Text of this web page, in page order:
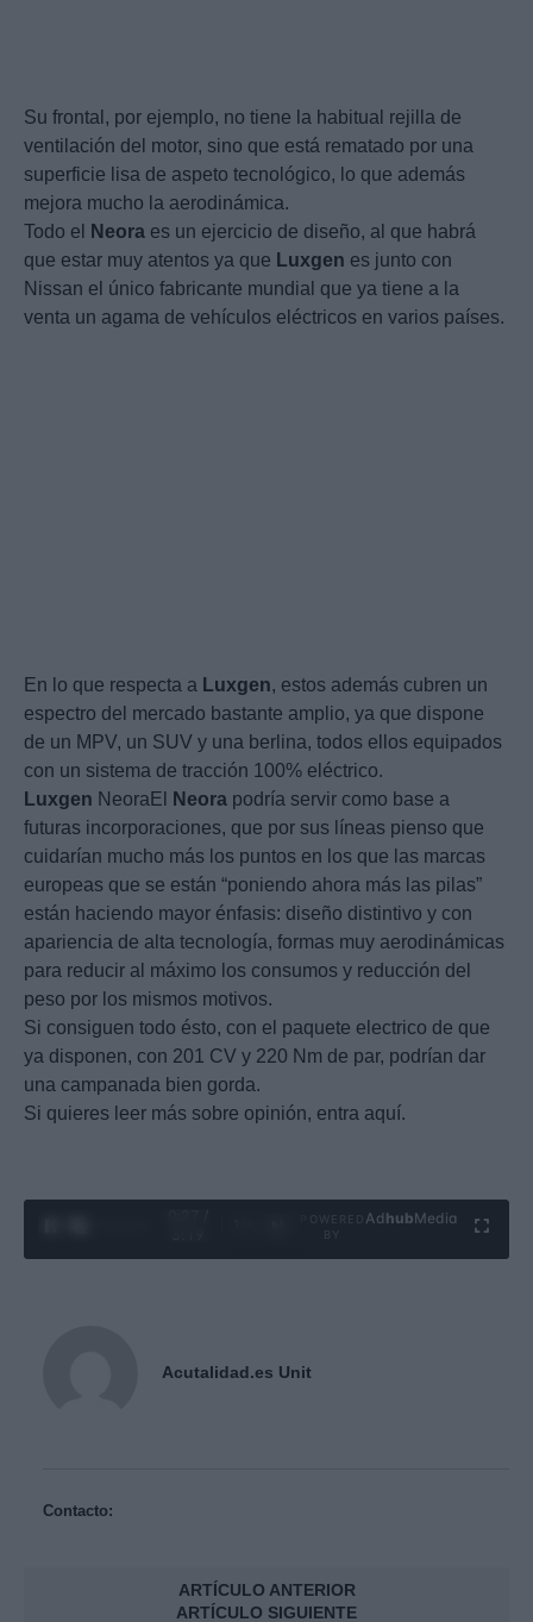
Su frontal, por ejemplo, no tiene la habitual rejilla de
ventilación del motor, sino que está rematado por una
superficie lisa de aspeto tecnológico, lo que además
mejora mucho la aerodinámica.
Todo el
Neora es un ejercicio de diseño, al que habrá
que estar muy atentos ya que Luxgen es junto con
Nissan el único fabricante mundial que ya tiene a la
venta un agama de vehículos eléctricos en varios países.
En lo que respecta a Luxgen, estos además cubren un
espectro del mercado bastante amplio, ya que dispone
de un MPV, un SUV y una berlina, todos ellos equipados
con un sistema de tracción 100% eléctrico.
Luxgen NeoraEl Neora podría servir como base a
futuras incorporaciones, que por sus líneas pienso que
cuidarían mucho más los puntos en los que las marcas
europeas que se están “poniendo ahora más las pilas”
están haciendo mayor énfasis: diseño distintivo y con
apariencia de alta tecnología, formas muy aerodinámicas
para reducir al máximo los consumos y reducción del
peso por los mismos motivos.
Si consiguen todo ésto, con el paquete electrico de que
ya disponen, con 201 CV y 220 Nm de par, podrían dar
una campanada bien gorda.
Si quieres leer más sobre opinión, entra aquí.
Ad hubMedia
Acutalidad.es Unit
Contacto:
ARTÍCULO ANTERIOR
ARTÍCULO SIGUIENTE